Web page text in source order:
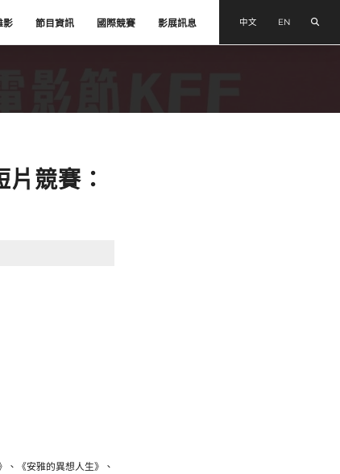
影 節目資訊 國際競賽 影展訊息 中文 EN
競賽：
、《安雅的異想人生》、